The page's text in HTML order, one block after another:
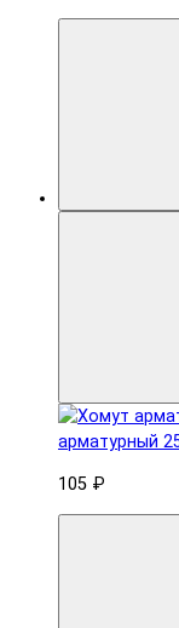
арматурный
105 ₽